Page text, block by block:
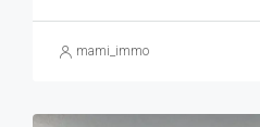
mami_immo